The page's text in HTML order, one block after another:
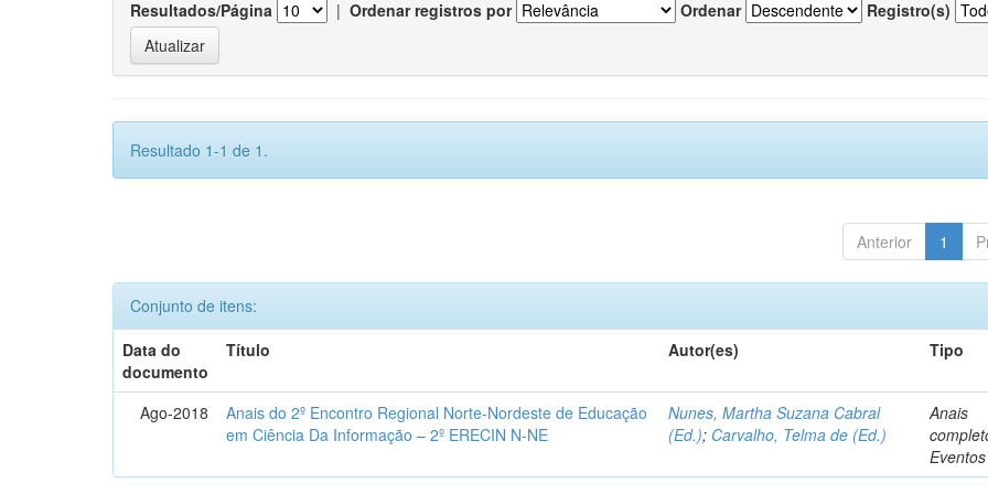
Resultados/Página | Ordenar registros por Ordenar Registro(s)
Resultado 1-1 de 1.
Anterior 1
Conjunto de itens:
Data do
documento
Título Autor(es) Tipo
Ago-2018
Anais do 2º Encontro Regional Norte-Nordeste de Educação
em Ciência Da Informação – 2º ERECIN N-NE
Nunes, Martha Suzana Cabral
(Ed.); Carvalho, Telma de (Ed.)
Anais
Eventos